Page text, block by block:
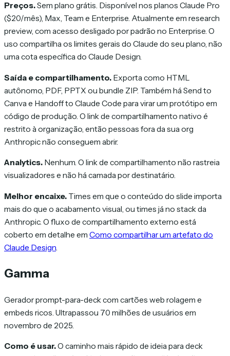
Preços.Sem plano grátis. Disponível nos planos Claude Pro
($20/mês), Max, Team e Enterprise. Atualmente em research
preview, com acesso desligado por padrão no Enterprise. O
uso compartilha os limites gerais do Claude do seu plano, não
uma cota específica do Claude Design.
Saída e compartilhamento. Exporta como HTML
autônomo, PDF, PPTX ou bundle ZIP. Também há Send to
Canva e Handoff to Claude Code para virar um protótipo em
código de produção. O link de compartilhamento nativo é
restrito à organização, então pessoas fora da sua org
Anthropic não conseguem abrir.
Analytics. Nenhum. O link de compartilhamento não rastreia
visualizadores e não há camada por destinatário.
Melhor encaixe. Times em que o conteúdo do slide importa
mais do que o acabamento visual, ou times já no stack da
Anthropic. O fluxo de compartilhamento externo está
coberto em detalhe em Como compartilhar um artefato do
Claude Design.
Gamma
Gerador prompt-para-deck com cartões web rolagem e
embeds ricos. Ultrapassou 70 milhões de usuários em
novembro de 2025.
Como é usar.O caminho mais rápido de ideia para deck